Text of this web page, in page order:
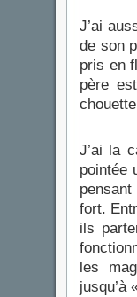
J’ai
de son
pris en
père
J’ai la
pointée
fort.
ils
les
jusqu’à